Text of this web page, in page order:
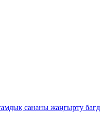
сананы жаңғырту